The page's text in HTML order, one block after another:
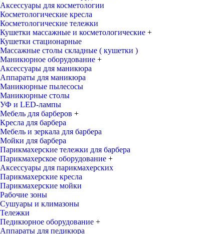
Аксессуары для косметологии
Косметологические кресла
Косметологические тележки
Кушетки массажные и косметологические +
Кушетки стационарные
Массажные столы складные ( кушетки )
Маникюрное оборудование +
Аксессуары для маникюра
Аппараты для маникюра
Маникюрные пылесосы
Маникюрные столы
УФ и LED-лампы
Мебель для барберов +
Кресла для барбера
Мебель и зеркала для барбера
Мойки для барбера
Парикмахерские тележки для барбера
Парикмахерское оборудование +
Аксессуары для парикмахерских
Парикмахерские кресла
Парикмахерские мойки
Рабочие зоны
Сушуары и климазоны
Тележки
Педикюрное оборудование +
Аппараты для педикюра